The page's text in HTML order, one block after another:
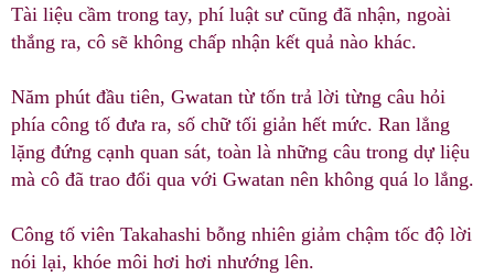
Tài liệu cầm trong tay, phí luật sư cũng đã nhận, ngoài
thắng ra, cô sẽ không chấp nhận kết quả nào khác.
Năm phút đầu tiên, Gwatan từ tốn trả lời từng câu hỏi
phía công tố đưa ra, số chữ tối giản hết mức. Ran lẳng
lặng đứng cạnh quan sát, toàn là những câu trong dự liệu
mà cô đã trao đổi qua với Gwatan nên không quá lo lắng.
Công tố viên Takahashi bỗng nhiên giảm chậm tốc độ lời
nói lại, khóe môi hơi hơi nhướng lên.